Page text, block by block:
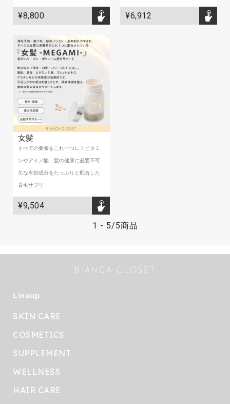
¥8,800 ¥6,912
女髪
すべての要素をこれ一つに！ビタミ
ンやアミノ酸、髪の健康に必要不可
欠な有効成分をたっぷりと配合した
育毛サプリ
¥9,504
1 - 5/5商品
Lineup
SKIN CARE
COSMETICS
SUPPLEMENT
WELLNESS
HAIR CARE